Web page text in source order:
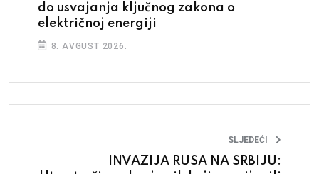
do usvajanja ključnog zakona o
električnoj energiji
8. AVGUST 2026.
SLJEDEĆI
INVAZIJA RUSA NA SRBIJU: